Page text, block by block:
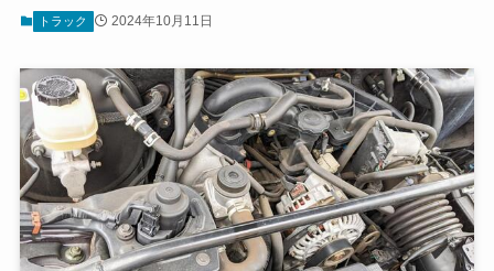
トラック 2024年10月11日